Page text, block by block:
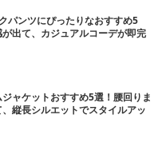
パンツにぴったりなおすすめ5
出て、カジュアルコーデが即完
ャケットおすすめ5選！腰回りま
縦長シルエットでスタイルアッ